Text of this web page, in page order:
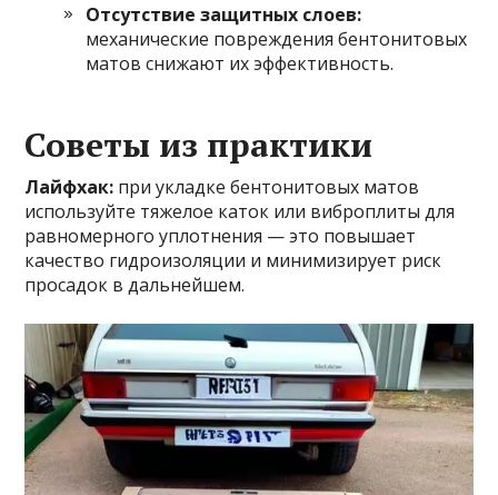
Отсутствие защитных слоев:
механические повреждения бентонитовых
матов снижают их эффективность.
Советы из практики
Лайфхак: при укладке бентонитовых матов
используйте тяжелое каток или виброплиты для
равномерного уплотнения — это повышает
качество гидроизоляции и минимизирует риск
просадок в дальнейшем.